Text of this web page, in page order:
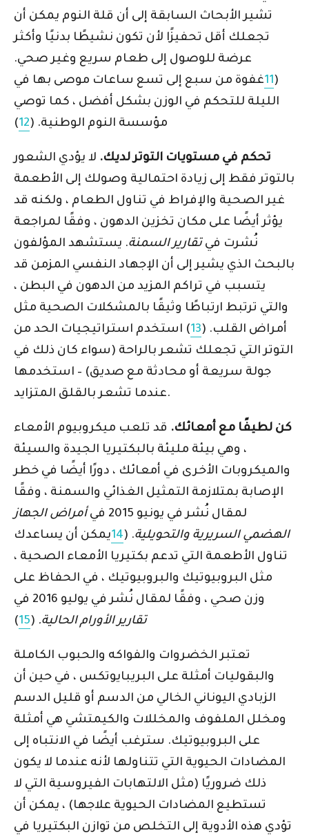
تشير الأبحاث السابقة إلى أن قلة النوم يمكن أن
تجعلك أقل تحفيزًا لأن تكون نشيطًا بدنيًا وأكثر
عرضة للوصول إلى طعام سريع وغير صحي.
(
11غفوة من سبع إلى تسع ساعات موصى بها في
الليلة للتحكم في الوزن بشكل أفضل ، كما توصي
مؤسسة النوم الوطنية. (12
)
تحكم في مستويات التوتر لديك. لا يؤدي الشعور
بالتوتر فقط إلى زيادة احتمالية وصولك إلى الأطعمة
غير الصحية والإفراط في تناول الطعام ، ولكنه قد
يؤثر أيضًا على مكان تخزين الدهون ، وفقًا لمراجعة
نُشرت في تقارير السمنة. يستشهد المؤلفون
بالبحث الذي يشير إلى أن الإجهاد النفسي المزمن قد
يتسبب في تراكم المزيد من الدهون في البطن ،
والتي ترتبط ارتباطًا وثيقًا بالمشكلات الصحية مثل
أمراض القلب. (13) استخدم استراتيجيات الحد من
التوتر التي تجعلك تشعر بالراحة (سواء كان ذلك في
جولة سريعة أو محادثة مع صديق) – استخدمها
عندما تشعر بالقلق المتزايد.
كن لطيفًا مع أمعائك. قد تلعب ميكروبيوم الأمعاء
، وهي بيئة مليئة بالبكتيريا الجيدة والسيئة
والميكروبات الأخرى في أمعائك ، دورًا أيضًا في خطر
الإصابة بمتلازمة التمثيل الغذائي والسمنة ، وفقًا
لمقال نُشر في يونيو 2015 في
أمراض الجهاز
الهضمي السريرية والتحويلية. (
14يمكن أن يساعدك
تناول الأطعمة التي تدعم بكتيريا الأمعاء الصحية ،
مثل البروبيوتيك والبروبيوتيك ، في الحفاظ على
وزن صحي ، وفقًا لمقال نُشر في يوليو 2016 في
تقارير الأورام الحالية. (
15
)
تعتبر الخضروات والفواكه والحبوب الكاملة
والبقوليات أمثلة على البريبايوتكس ، في حين أن
الزبادي اليوناني الخالي من الدسم أو قليل الدسم
ومخلل الملفوف والمخللات والكيمتشي هي أمثلة
على البروبيوتيك. سترغب أيضًا في الانتباه إلى
المضادات الحيوية التي تتناولها لأنه عندما لا يكون
ذلك ضروريًا (مثل الالتهابات الفيروسية التي لا
تستطيع المضادات الحيوية علاجها) ، يمكن أن
تؤدي هذه الأدوية إلى التخلص من توازن البكتيريا في